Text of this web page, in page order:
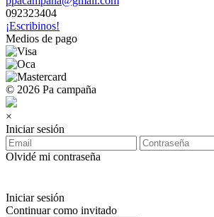
092323404
¡Escribinos!
Medios de pago
© 2026 Pa campaña
×
Iniciar sesión
Olvidé mi contraseña
Iniciar sesión
Continuar como invitado